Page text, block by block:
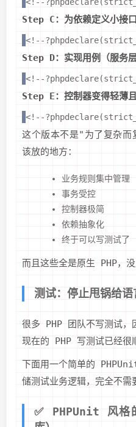
Step C：为依赖定义小接口
<!--
Step D：实现用例（服务层
<!--
Step E：控制器变得轻薄
<!--
这个版本不是"为了复杂而
该放的地方：
业务规则集中管理
事务受控
控制器极简
依赖抽象化
终于可以写测试了
而且这些全是原生 PHP，没
测试：停止甩锅给
很多 PHP 团队不写测试，
现在的 PHP 写测试已经很
下面用一个简单的
储测试业务逻辑，完全不需
✅ PHPUnit 风格